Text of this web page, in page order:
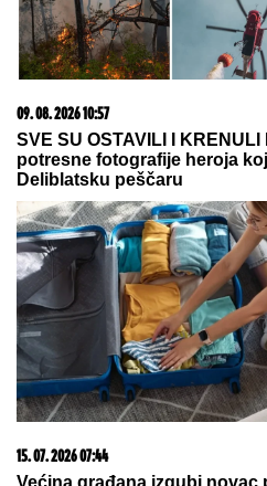
(VIDEO) OVAKO ČEDA
KOSU NAKON VELIKOG
na njegova omiljena jela:
(FOTO) AUTO
LIMENKA,
slike užasa
Dramatični
sumnja se da
DŽEJEVA
Andrijana
kontaktu sa
jedan detalj